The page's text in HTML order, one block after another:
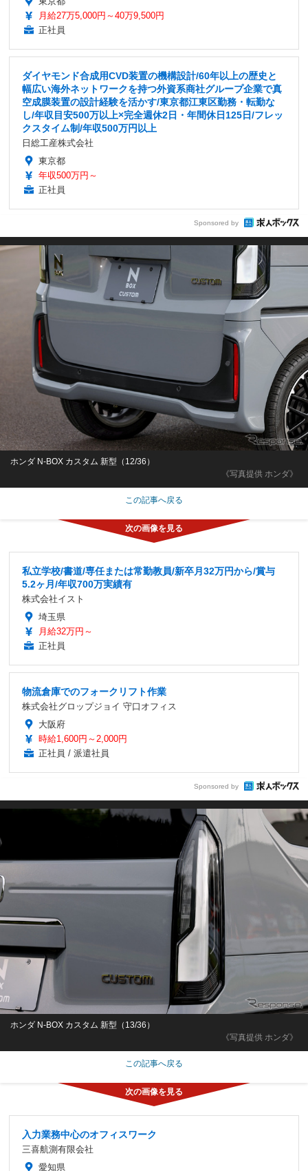
月給27万5,000円～40万9,500円
正社員
ダイヤモンド合成用CVD装置の機構設計/60年以上の歴史と
幅広い海外ネットワークを持つ外資系商社グループ企業で真
空成膜装置の設計経験を活かす/東京都江東区勤務・転勤な
し/年収目安500万以上×完全週休2日・年間休日125日/フレッ
クスタイム制/年収500万円以上
日総工産株式会社
東京都
年収500万円～
正社員
Sponsored by
《写真提供 ホンダ》
ホンダ N-BOX カスタム 新型（12/36）
この記事へ戻る
私立学校/書道/専任または常勤教員/新卒月32万円から/賞与
5.2ヶ月/年収700万実績有
株式会社イスト
埼玉県
月給32万円～
正社員
物流倉庫でのフォークリフト作業
株式会社グロップジョイ 守口オフィス
大阪府
時給1,600円～2,000円
正社員 / 派遣社員
Sponsored by
《写真提供 ホンダ》
ホンダ N-BOX カスタム 新型（13/36）
この記事へ戻る
入力業務中心のオフィスワーク
三喜航測有限会社
愛知県